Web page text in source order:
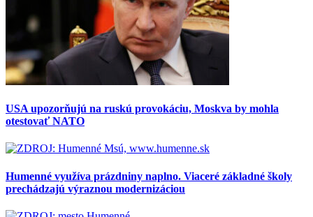
USA upozorňujú na ruskú provokáciu, Moskva by mohla
otestovať NATO
Humenné využíva prázdniny naplno. Viaceré základné školy
prechádzajú výraznou modernizáciou